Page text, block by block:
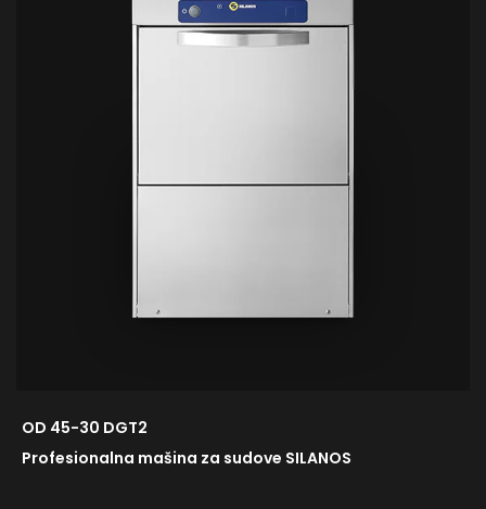
OD 45-30 DGT2
Profesionalna mašina za sudove SILANOS